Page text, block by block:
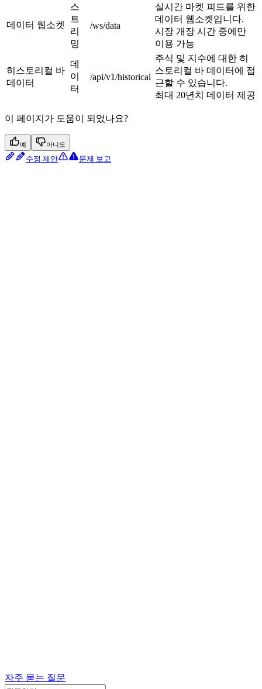
데이터 웹소켓
스
트
리
밍
/ws/data
실시간 마켓 피드를 위한
데이터 웹소켓입니다.
시장 개장 시간 중에만
이용 가능
히스토리컬 바
데이터
데
이
터
/api/v1/historical
주식 및 지수에 대한 히
스토리컬 바 데이터에 접
근할 수 있습니다.
최대 20년치 데이터 제공
이 페이지가 도움이 되었나요?
예 아니오
수정 제안 문제 보고
자주 묻는 질문